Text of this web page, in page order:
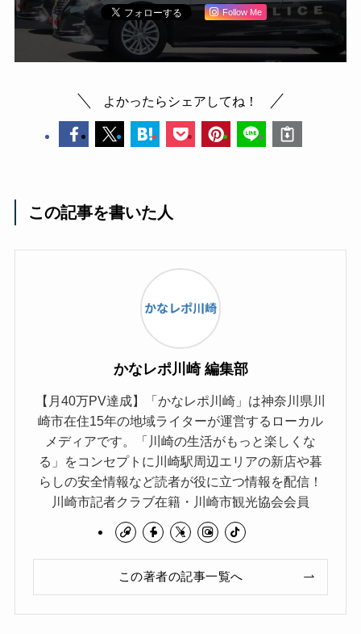
Follow Me
よかったらシェアしてね！
この記事を書いた人
かなレポ川崎 編集部
【月40万PV達成】「かなレポ川崎」は神奈川県川
崎市在住15年の地域ライターが運営するローカル
メディアです。「川崎の生活がもっと楽しくな
る」をコンセプトに川崎駅周辺エリアの新店や暮
らしの安全情報など読者が役に立つ情報を配信！
川崎市記者クラブ在籍・川崎市観光協会会員
この著者の記事一覧へ